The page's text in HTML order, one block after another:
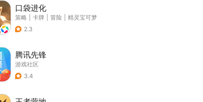
口袋进化
策略 卡牌 冒险
精灵宝可梦
2.3
腾讯先锋
游戏社区
3.4